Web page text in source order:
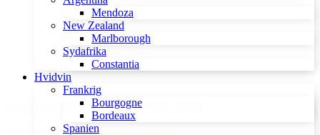
Mendoza
New Zealand
Marlborough
Sydafrika
Constantia
Hvidvin
Frankrig
Bourgogne
Bordeaux
Spanien
Castellare I Sodi di S. Niccolò 2014